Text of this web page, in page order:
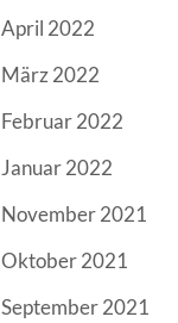
April 2022
März 2022
Februar 2022
Januar 2022
November 2021
Oktober 2021
September 2021